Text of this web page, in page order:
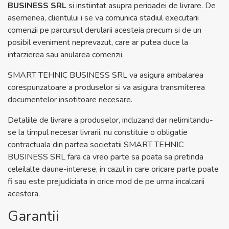
BUSINESS SRLsi instiintat asupra perioadei de livrare. De
asemenea, clientului i se va comunica stadiul executarii
comenzii pe parcursul derularii acesteia precum si de un
posibil eveniment neprevazut, care ar putea duce la
intarzierea sau anularea comenzii.
SMART TEHNIC BUSINESS SRL va asigura ambalarea
corespunzatoare a produselor si va asigura transmiterea
documentelor insotitoare necesare.
Detaliile de livrare a produselor, incluzand dar nelimitandu-
se la timpul necesar livrarii, nu constituie o obligatie
contractuala din partea societatii SMART TEHNIC
BUSINESS SRL fara ca vreo parte sa poata sa pretinda
celeilalte daune-interese, in cazul in care oricare parte poate
fi sau este prejudiciata in orice mod de pe urma incalcarii
acestora.
Garantii